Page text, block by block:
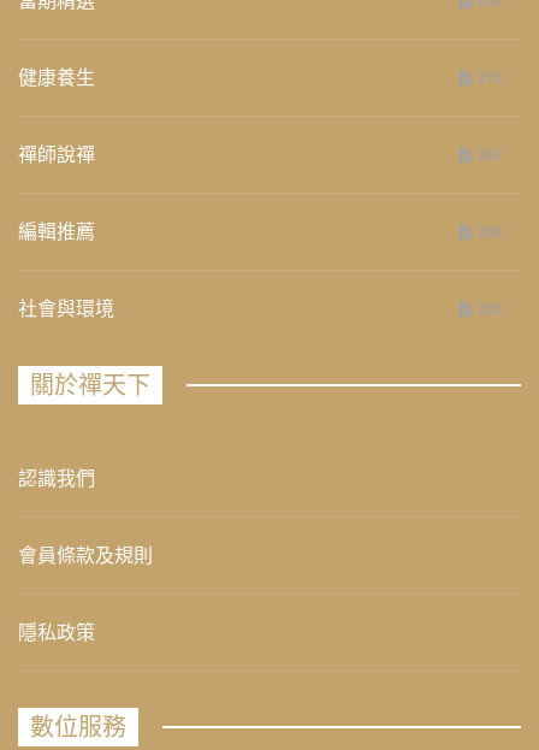
健康養生 276
禪師說禪 267
編輯推薦 236
社會與環境 235
關於禪天下
認識我們
會員條款及規則
隱私政策
數位服務